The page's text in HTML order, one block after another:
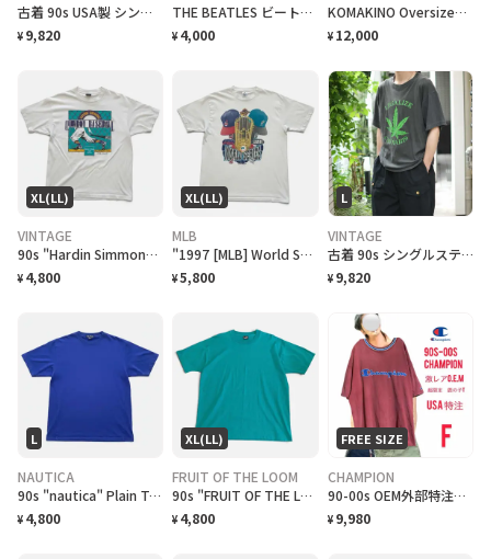
古着 90s USA製 シングルステッチ ビール プロモーション Tシャツ
¥ 9,820
THE BEATLES ビートルズ バンドTシャツ
¥ 4,000
KOMAKINO Oversized T-Shirt
¥ 12,000
XL(LL)
VINTAGE
90s "Hardin Simmons University Cowboy Baseball" T-Shirt ハーディン シモンズ大学 カウボーイズベースボール Tシャツ [XL]
¥ 4,800
XL(LL)
MLB
"1997 [MLB] World Series Cleveland Indians vs Florida Marlins" T-Shirt [XL]
¥5,800
L
VINTAGE
古着 90s シングルステッチ 大麻合法化運動 プリントTシャツ フェード
¥ 9,820
L
NAUTICA
90s "nautica" Plain T-Shirt ノーティカ 無地Tシャツ [L]
¥ 4,800
XL(LL)
FRUIT OF THE LOOM
90s "FRUIT OF THE LOOM BEST" Plain T-Shirt フルーツオブザルーム無地Tシャツ [XL]
¥ 4,800
FREE SIZE
CHAMPION
90-00s OEM外部特注、チャンピオン、刺繍ロゴ鹿子ヘビーウェイトT F フェード
¥ 9,980